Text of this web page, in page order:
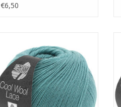
€6,50
TOEVOEGEN AAN WINKELWAGEN